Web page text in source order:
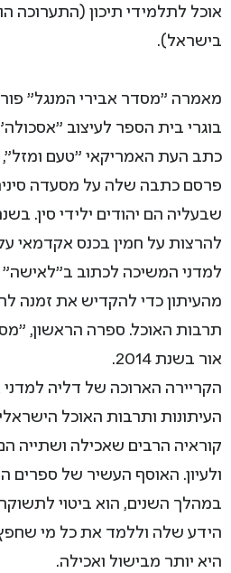
בישראל).
מאמרה "מסדר אבירי המנגל"
בוגרי בית הספר לעיצוב
כתב העת האמריקאי "טעם
פרסם כתבה שלה על מסעדה
להרצות על חמין בכנס אקדמאי
מהעיתון כדי להקדיש את זמנה
תרבות האוכל. ספרה הראשון,
אור בשנת 2014.
הקריירה הארוכה של דליה
העיתונות ותרבות האוכל
קוראיה הרבים שאכילה ושתייה
ולעיון. האוסף העשיר של ספרים
במהלך השנים, הוא ביטוי
הידע שלה וללמד את כל מי
היא יותר מבישול ואכילה.